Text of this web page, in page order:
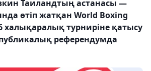
Таиландтың астанасы —
өтіп жатқан World Boxing
халықаралық турниріне қатысу
референдумда